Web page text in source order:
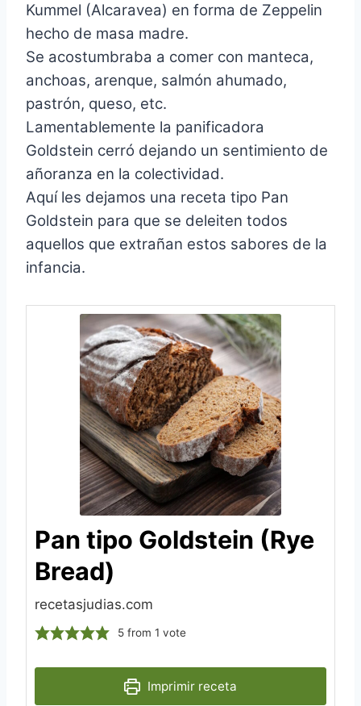
Kummel (Alcaravea) en forma de Zeppelin
hecho de masa madre.
Se acostumbraba a comer con manteca,
anchoas, arenque, salmón ahumado,
pastrón, queso, etc.
Lamentablemente la panificadora
Goldstein cerró dejando un sentimiento de
añoranza en la colectividad.
Aquí les dejamos una receta tipo Pan
Goldstein para que se deleiten todos
aquellos que extrañan estos sabores de la
infancia.
Pan tipo Goldstein (Rye
Bread)
recetasjudias.com
5 from 1 vote
Imprimir receta